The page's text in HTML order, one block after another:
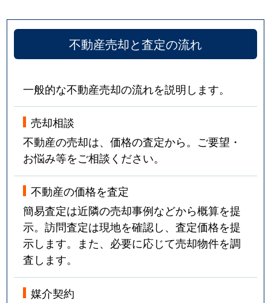
不動産売却と査定の流れ
一般的な不動産売却の流れを説明します。
売却相談
不動産の売却は、価格の査定から。ご要望・
お悩み等をご相談ください。
不動産の価格を査定
簡易査定は近隣の売却事例などから概算を提
示。訪問査定は現地を確認し、査定価格を提
示します。また、必要に応じて売却物件を調
査します。
媒介契約